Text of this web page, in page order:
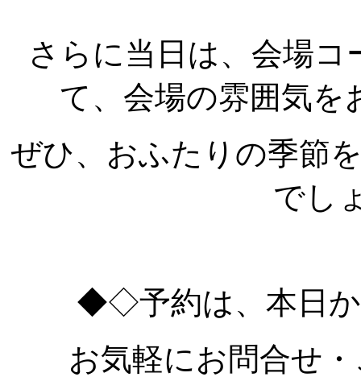
さらに当日は、会場
て、会場の雰囲気を
ぜひ、おふたりの季節
でし
◆◇予約は、本日
お気軽にお問合せ